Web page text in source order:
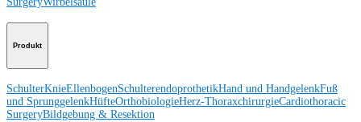
Produkt
SchulterKnieEllenbogenSchulterendoprothetikHand und HandgelenkFuß
und SprunggelenkHüfteOrthobiologieHerz-ThoraxchirurgieCardiothoracic
SurgeryBildgebung & Resektion